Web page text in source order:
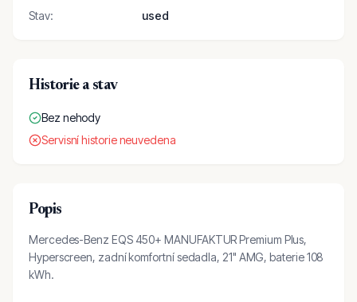
Stav: used
Historie a stav
Bez nehody
Servisní historie neuvedena
Popis
Mercedes-Benz EQS 450+ MANUFAKTUR Premium Plus,
Hyperscreen, zadní komfortní sedadla, 21" AMG, baterie 108
kWh.